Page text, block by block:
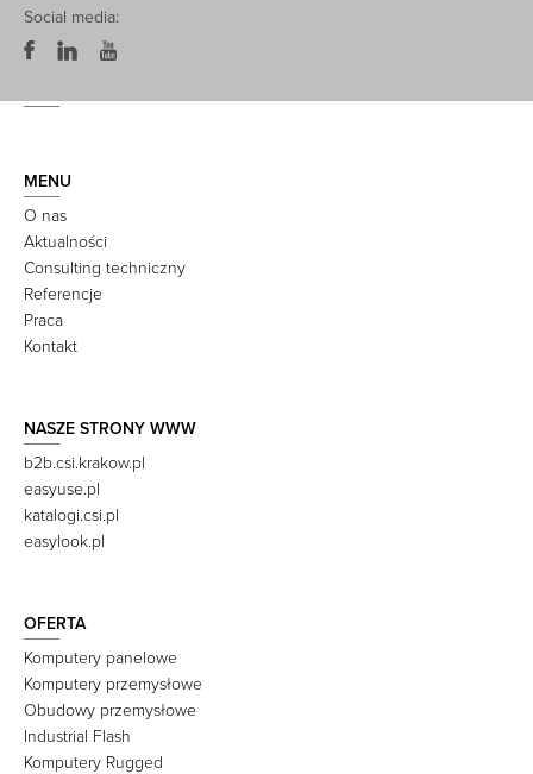
Social media:
MENU
O nas
Aktualności
Consulting techniczny
Referencje
Praca
Kontakt
NASZE STRONY WWW
b2b.csi.krakow.pl
easyuse.pl
katalogi.csi.pl
easylook.pl
OFERTA
Komputery panelowe
Komputery przemysłowe
Obudowy przemysłowe
Industrial Flash
Komputery Rugged